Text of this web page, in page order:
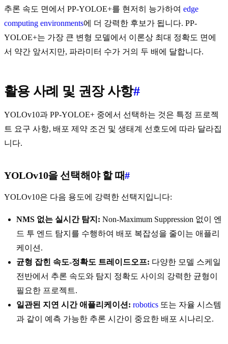
추론 속도 면에서 PP-YOLOE+를 현저히 능가하여 edge
computing environments에 더 강력한 후보가 됩니다. PP-
YOLOE+는 가장 큰 변형 모델에서 이론상 최대 정확도 면에
서 약간 앞서지만, 파라미터 수가 거의 두 배에 달합니다.
활용 사례 및 권장 사항#
YOLOv10과 PP-YOLOE+ 중에서 선택하는 것은 특정 프로젝
트 요구 사항, 배포 제약 조건 및 생태계 선호도에 따라 달라집
니다.
YOLOv10을 선택해야 할 때#
YOLOv10은 다음 용도에 강력한 선택지입니다:
NMS 없는 실시간 탐지: Non-Maximum Suppression 없이 엔
드 투 엔드 탐지를 수행하여 배포 복잡성을 줄이는 애플리
케이션.
균형 잡힌 속도-정확도 트레이드오프: 다양한 모델 스케일
전반에서 추론 속도와 탐지 정확도 사이의 강력한 균형이
필요한 프로젝트.
일관된 지연 시간 애플리케이션: robotics 또는 자율 시스템
과 같이 예측 가능한 추론 시간이 중요한 배포 시나리오.